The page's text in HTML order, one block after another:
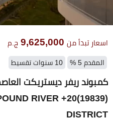
اسعار تبدأ من 9,625,000 ج.م
المقدم 5 % 10 سنوات تقسيط
كمبوند ريفر ديستريكت
COMPOUND RIVER
DISTRICT